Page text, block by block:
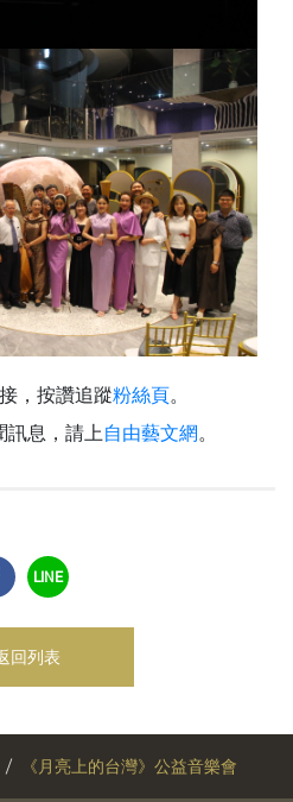
，按讚追蹤粉絲頁。
息，請上自由藝文網。
LINE
回列表
《月亮上的台灣》公益音樂會